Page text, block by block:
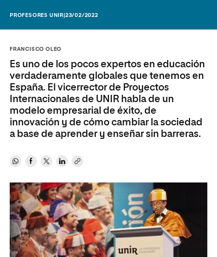
PROFESORES UNIR |23/02/2022
FRANCISCO OLEO
Es uno de los pocos expertos en educación
verdaderamente globales que tenemos en
España. El vicerrector de Proyectos
Internacionales de UNIR habla de un
modelo empresarial de éxito, de
innovación y de cómo cambiar la sociedad
a base de aprender y enseñar sin barreras.